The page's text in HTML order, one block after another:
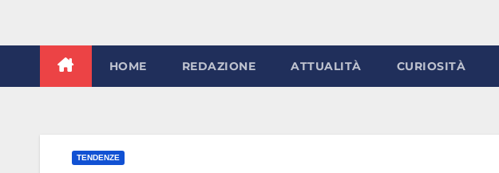
HOME REDAZIONE ATTUALITÀ CURIOSITÀ
TENDENZE